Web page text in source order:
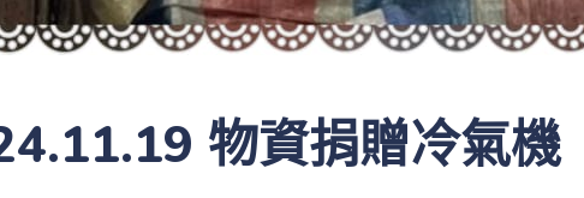
物資捐贈冷氣機